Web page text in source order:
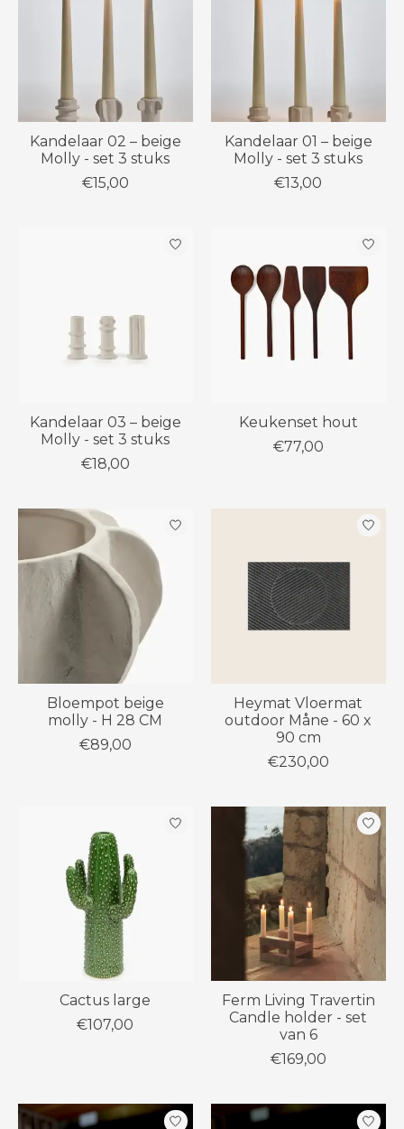
Kandelaar 02 – beige
Molly - set 3 stuks
€15,00
Kandelaar 01 – beige
Molly - set 3 stuks
€13,00
Kandelaar 03 – beige
Molly - set 3 stuks
€18,00
Keukenset hout
€77,00
Bloempot beige
molly - H 28 CM
€89,00
Heymat Vloermat
outdoor Måne - 60 x
90 cm
€230,00
Cactus large
€107,00
Ferm Living Travertin
Candle holder - set
van 6
€169,00